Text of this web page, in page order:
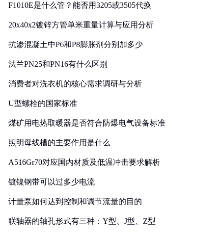
F1010E是什么管？能否用3205或3505代换
20x40x2镀锌方管单米重量计算与应用分析
抗渗混凝土中P6和P8膨胀剂分别加多少
法兰PN25和PN16有什么区别
消费者对洗衣机的核心需求调研与分析
U型螺栓的国家标准
煤矿用电热取暖器是否符合防爆电气设备标准
照明母线槽的主要作用是什么
A516Gr70对应国内材质及低温冲击要求解析
镀镍钢带可以过多少电流
计量泵如何达到控制和调节流量的目的
联轴器的轴孔形式有三种：Y型、J型、Z型